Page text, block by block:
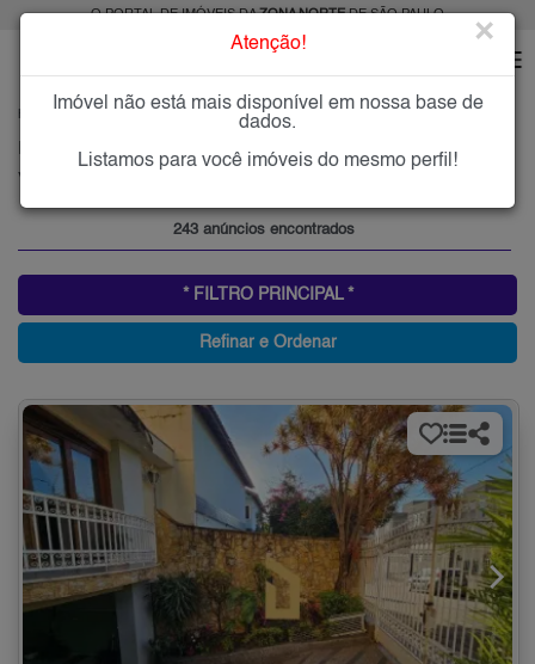
O PORTAL DE IMÓVEIS DAZONA NORTEDE SÃO PAULO
VILA ISOLINA MAZZEI
Imóveis à Venda na Vila Isolina Mazzei, Zona Norte de São Paulo
Vila Isolina Mazzei, Zona Norte
243 anúncios encontrados
* FILTRO PRINCIPAL *
Refinar e Ordenar
Atenção! ×
Imóvel não está mais disponível em nossa base de
dados.
Listamos para você imóveis do mesmo perfil!